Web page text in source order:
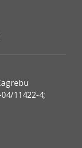
11422-4;